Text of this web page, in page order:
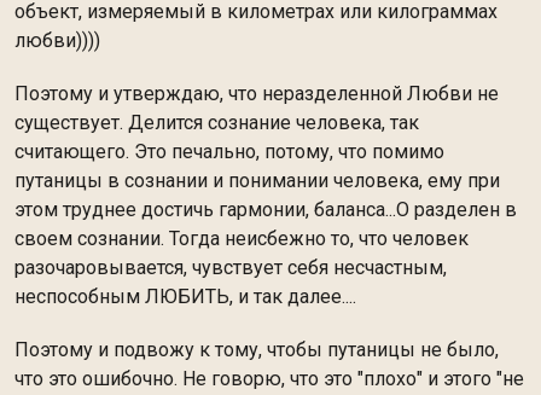
объект, измеряемый в километрах или килограммах
любви))))
Поэтому и утверждаю, что неразделенной Любви не
существует. Делится сознание человека, так
считающего. Это печально, потому, что помимо
путаницы в сознании и понимании человека, ему при
этом труднее достичь гармонии, баланса...О разделен в
своем сознании. Тогда неисбежно то, что человек
разочаровывается, чувствует себя несчастным,
неспособным ЛЮБИТЬ, и так далее....
Поэтому и подвожу к тому, чтобы путаницы не было,
что это ошибочно. Не говорю, что это "плохо" и этого "не